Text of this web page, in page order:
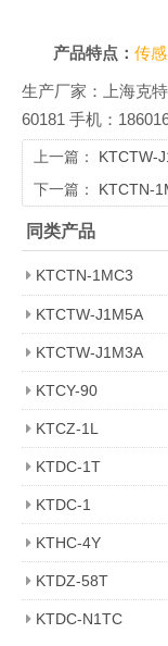
产品特点：传
生产厂家：上海克
60181 手机：
上一篇： KTCTW-
下一篇： KTCTN-
同类产品
KTCTN-1MC3
KTCTW-J1M5A
KTCTW-J1M3A
KTCY-90
KTCZ-1L
KTDC-1T
KTDC-1
KTHC-4Y
KTDZ-58T
KTDC-N1TC